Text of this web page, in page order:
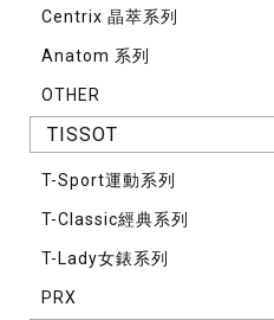
Centrix 晶萃系列
Anatom 系列
OTHER
TISSOT
T-Sport運動系列
T-Classic經典系列
T-Lady女錶系列
PRX